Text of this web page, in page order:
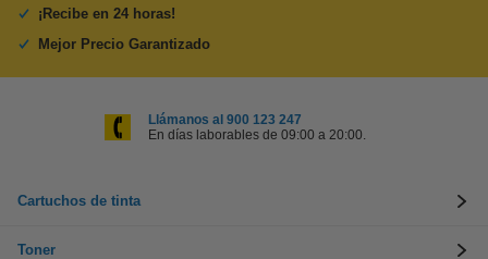
¡Recibe en 24 horas!
Mejor Precio Garantizado
Llámanos al 900 123 247
En días laborables de 09:00 a 20:00.
Cartuchos de tinta
Toner